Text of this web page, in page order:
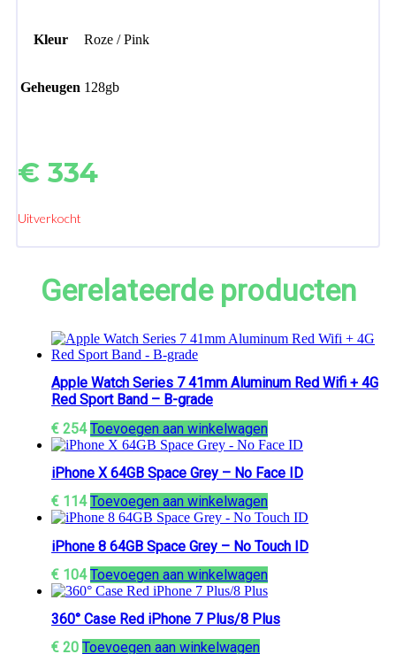
Kleur Roze / Pink
Geheugen 128gb
€ 334
Uitverkocht
Gerelateerde producten
Apple Watch Series 7 41mm Aluminum Red Wifi + 4G
Red Sport Band – B-grade
€ 254 Toevoegen aan winkelwagen
iPhone X 64GB Space Grey – No Face ID
€ 114 Toevoegen aan winkelwagen
iPhone 8 64GB Space Grey – No Touch ID
€ 104 Toevoegen aan winkelwagen
360° Case Red iPhone 7 Plus/8 Plus
€ 20 Toevoegen aan winkelwagen